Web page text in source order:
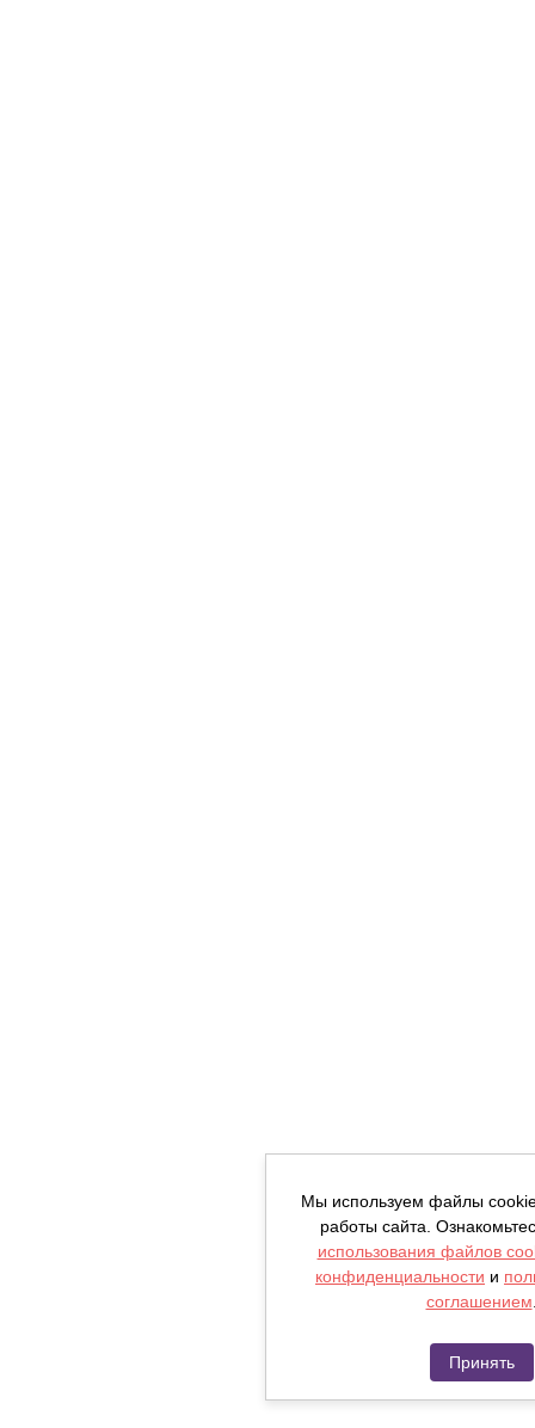
Мы используем файлы
работы сайта.
использования файлов
конфиденциальности и
соглашением
Принять